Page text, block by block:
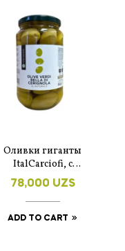
Оливки гиганты
ItalCarciofi, с
косточкой, 580 г
78,000 UZS
ADD TO CART